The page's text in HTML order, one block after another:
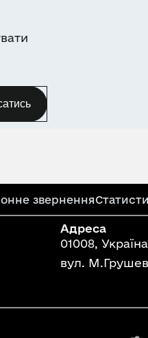
звернення
Адреса
01008,
вул.